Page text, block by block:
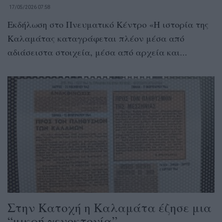
17/05/2026 07:58
Εκδήλωση στο Πνευματικό Κέντρο «Η ιστορία της
Καλαμάτας καταγράφεται πλέον μέσα από
αδιάσειστα στοιχεία, μέσα από αρχεία και...
Στην Κατοχή η Καλαμάτα έζησε μια